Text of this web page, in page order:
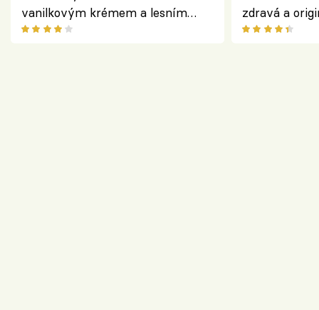
vanilkovým krémem a lesním
ovocem podle Bread Society
zdravá a
klasiky